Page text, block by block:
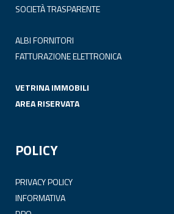
SOCIETÀ TRASPARENTE
ALBI FORNITORI
FATTURAZIONE ELETTRONICA
VETRINA IMMOBILI
AREA RISERVATA
POLICY
PRIVACY POLICY
INFORMATIVA